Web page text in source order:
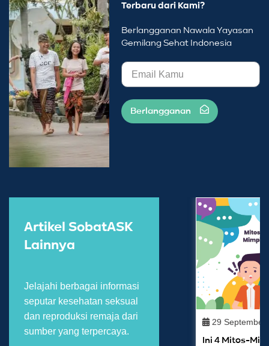
Terbaru dari Kami?
Berlangganan Nawala Yayasan
Gemilang Sehat Indonesia
Berlangganan
Artikel SobatASK
Lainnya
Jelajahi berbagai informasi
seputar kesehatan seksual
dan reproduksi remaja dari
sumber yang terpercaya.
29 September
Ini 4 Mitos-